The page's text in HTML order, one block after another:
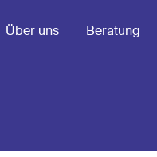
Über uns Beratung